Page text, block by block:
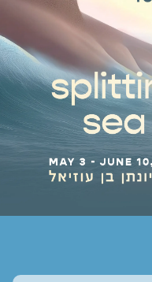
Member Events
Nishmas
Unite
Log in